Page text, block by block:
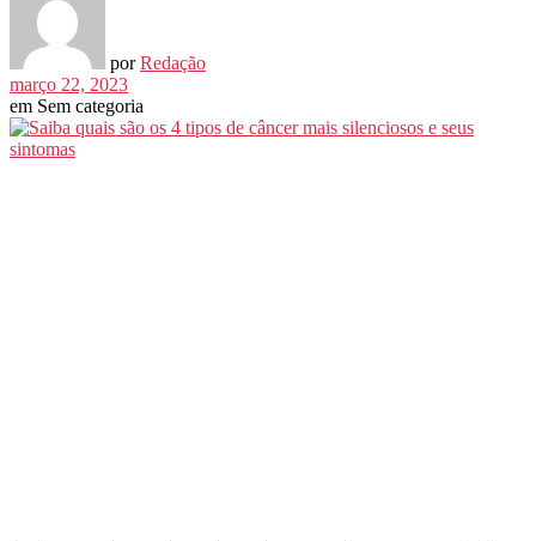
por Redação
março 22, 2023
em Sem categoria